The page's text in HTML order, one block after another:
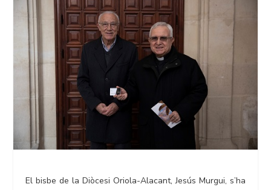
El bisbe de la Diòcesi Oriola-Alacant, Jesús Murgui, s’ha